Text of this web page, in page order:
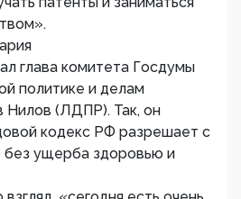
глава комитета Госдумы
политике и делам
Нилов (ЛДПР). Так, он
кодекс РФ разрешает с
без ущерба здоровью и